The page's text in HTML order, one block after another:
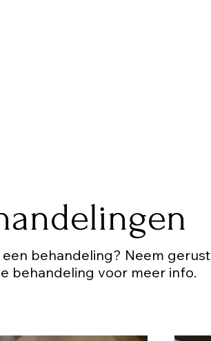
behandeling? Neem gerust
behandeling voor meer info.